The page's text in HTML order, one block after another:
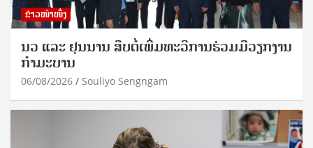
ຂ່າວໜ້າໜຶ່ງ
ນວ ແລະ ຢຸນນານ ສືບຕໍ່ເພີ່ມທະວີການຮ່ວມມືວຽກງານ
ກຳມະບານ
06/08/2026 Souliyo Sengngam